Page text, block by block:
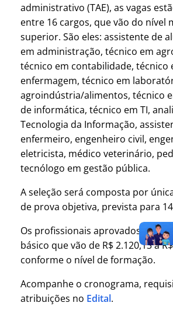
administrativo (TAE), as vagas
entre 16 cargos, que vão do nível
superior. São eles: assistente de
em administração, técnico em
técnico em contabilidade, técnico
enfermagem, técnico em
agroindústria/alimentos, técnico
de informática, técnico em TI,
Tecnologia da Informação,
enfermeiro, engenheiro civil,
eletricista, médico veterinário,
tecnólogo em gestão pública.
A seleção será composta por
de prova objetiva, prevista para
Os profissionais aprovados terão
básico que vão de R$ 2.120,13 a
conforme o nível de formação.
Acompanhe o cronograma,
atribuições no Edital.